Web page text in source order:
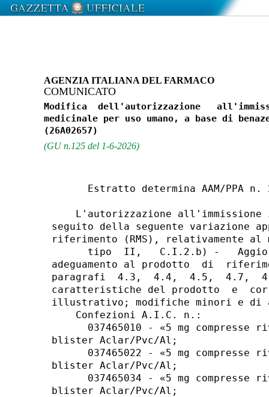
AGENZIA ITALIANA DEL FARMACO
COMUNICATO
Modifica  dell'autorizzazione
medicinale per uso umano, a base di
(GU n.125 del 1-6-2026)
Estratto determina AAM/PPA
L'autorizzazione all'immissione
seguito della seguente variazione
riferimento (RMS), relativamente al
tipo  II,   C.I.2.b) -
adeguamento al prodotto  di
paragrafi  4.3,  4.4,  4.5,  4.7,
caratteristiche del prodotto  e
illustrativo; modifiche minori e di
    Confezioni A.I.C. n.:
037465010 - «5 mg compresse
blister Aclar/Pvc/Al;
037465022 - «5 mg compresse
blister Aclar/Pvc/Al;
037465034 - «5 mg compresse
blister Aclar/Pvc/Al;